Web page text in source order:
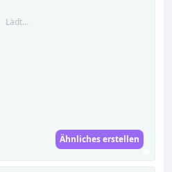
Lädt...
Ähnliches erstellen